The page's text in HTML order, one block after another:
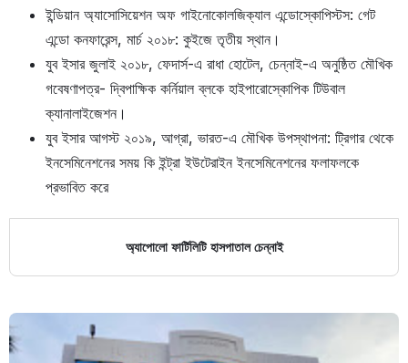
ইন্ডিয়ান অ্যাসোসিয়েশন অফ গাইনোকোলজিক্যাল এন্ডোস্কোপিস্টস: গেট
এন্ডো কনফারেন্স, মার্চ ২০১৮: কুইজে তৃতীয় স্থান।
যুব ইসার জুলাই ২০১৮, ফেদার্স-এ রাধা হোটেল, চেন্নাই-এ অনুষ্ঠিত মৌখিক
গবেষণাপত্র- দ্বিপাক্ষিক কর্নিয়াল ব্লকে হাইপারোস্কোপিক টিউবাল
ক্যানালাইজেশন।
যুব ইসার আগস্ট ২০১৯, আগ্রা, ভারত-এ মৌখিক উপস্থাপনা: ট্রিগার থেকে
ইনসেমিনেশনের সময় কি ইন্ট্রা ইউটেরাইন ইনসেমিনেশনের ফলাফলকে
প্রভাবিত করে
অ্যাপোলো ফার্টিলিটি হাসপাতাল চেন্নাই